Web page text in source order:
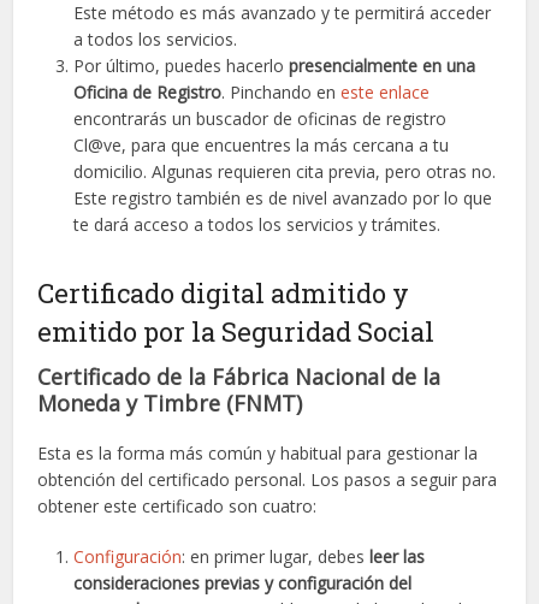
Este método es más avanzado y te permitirá acceder
a todos los servicios.
Por último, puedes hacerlopresencialmente en una
Oficina de Registro. Pinchando eneste enlace
encontrarás un buscador de oficinas de registro
Cl@ve, para que encuentres la más cercana a tu
domicilio. Algunas requieren cita previa, pero otras no.
Este registro también es de nivel avanzado por lo que
te dará acceso a todos los servicios y trámites.
Certificado digital admitido y
emitido por la Seguridad Social
Certificado de la Fábrica Nacional de la
Moneda y Timbre (FNMT)
Esta es la forma más común y habitual para gestionar la
obtención del certificado personal. Los pasos a seguir para
obtener este certificado son cuatro:
Configuración: en primer lugar, debes leer las
consideraciones previas y configuración del